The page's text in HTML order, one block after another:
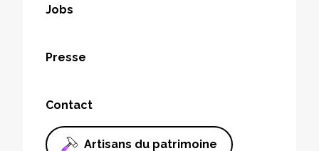
Jobs
Presse
Contact
Artisans du patrimoine